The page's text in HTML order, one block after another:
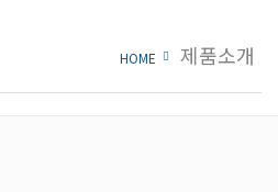
HOME 제품소개